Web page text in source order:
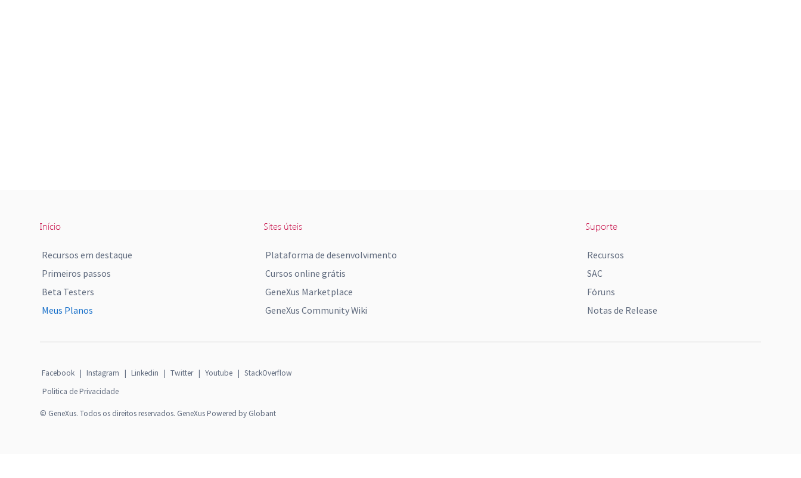
Início
Recursos em destaque
Primeiros passos
Beta Testers
Meus Planos
Sites úteis
Plataforma de desenvolvimento
Cursos online grátis
GeneXus Marketplace
GeneXus Community Wiki
Suporte
Recursos
SAC
Fóruns
Notas de Release
Facebook | Instagram | Linkedin | Twitter | Youtube | StackOverflow
Politica de Privacidade
© GeneXus. Todos os direitos reservados. GeneXus Powered by Globant